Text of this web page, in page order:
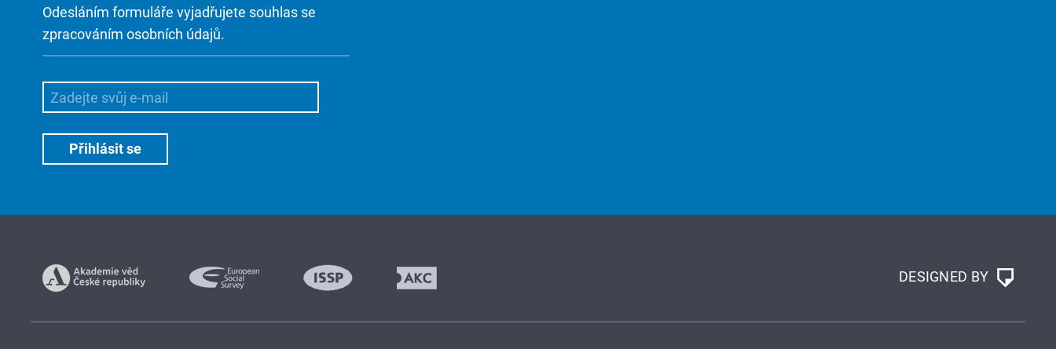
Odesláním formuláře vyjadřujete souhlas se
zpracováním osobních údajů.
DESIGNED BY